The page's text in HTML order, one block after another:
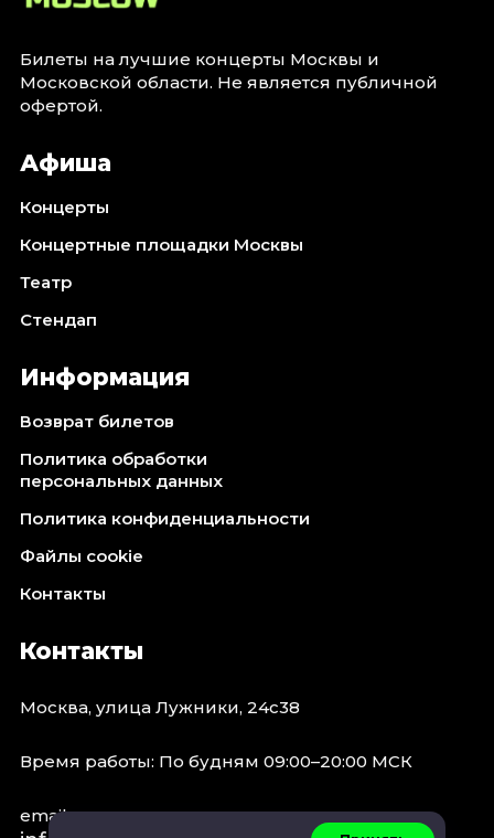
Билеты на лучшие концерты Москвы и
Московской области. Не является публичной
офертой.
Афиша
Концерты
Концертные площадки Москвы
Театр
Стендап
Информация
Возврат билетов
Политика обработки
персональных данных
Политика конфиденциальности
Файлы cookie
Контакты
Контакты
Москва, улица Лужники, 24с38
Время работы: По будням 09:00–20:00 МСК
email: